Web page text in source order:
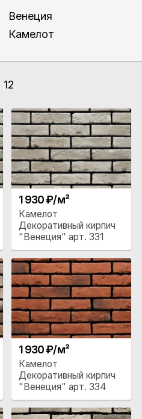
Венеция
Камелот
12
1 930 ₽/м²
Камелот
Декоративный кирпич
"Венеция" арт. 331
1 930 ₽/м²
Камелот
Декоративный кирпич
"Венеция" арт. 334